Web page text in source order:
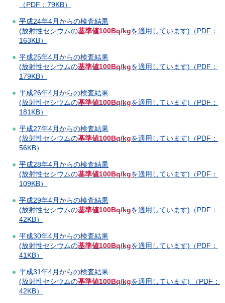
（PDF：79KB）
平成24年4月からの検査結果
(放射性セシウムの基準値100Bq/kgを適用しています)（PDF：
163KB）
平成25年4月からの検査結果
(放射性セシウムの基準値100Bq/kgを適用しています)（PDF：
179KB）
平成26年4月からの検査結果
(放射性セシウムの基準値100Bq/kgを適用しています)（PDF：
181KB）
平成27年4月からの検査結果
(放射性セシウムの基準値100Bq/kgを適用しています)（PDF：
56KB）
平成28年4月からの検査結果
(放射性セシウムの基準値100Bq/kgを適用しています)（PDF：
109KB）
平成29年4月からの検査結果
(放射性セシウムの基準値100Bq/kgを適用しています)（PDF：
42KB）
平成30年4月からの検査結果
(放射性セシウムの基準値100Bq/kgを適用しています)（PDF：
41KB）
平成31年4月からの検査結果
(放射性セシウムの基準値100Bq/kgを適用しています) （PDF：
42KB）